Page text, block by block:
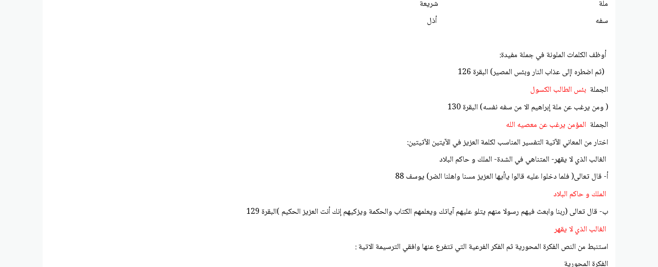
ملة شريعة
سفه أذل
أوظف الكلمات الملونة في جملة مفيدة:
(ثم اضطره اإلى عذاب النار وبئس المصير) البقرة 126
الجملة بئس الطالب الكسول
( ومن يرغب عن ملة إبراهيم الا من سفه نفسه) البقرة 130
الجملة المؤمن يرغب عن معصيه الله
اختار من المعاني الآتية التفسير المناسب لكلمة العزيز في الآيتين الآتيتين:
الغالب الذي لا يقهر- المتناهي في الشدة- الملك و حاكم البلاد
أ- قال تعالى( فلما دخلوا عليه قالوا ياأيها العزيز مسنا واهلنا الضر) يوسف 88
الملك و حاكم البلاد
ب- قال تعالى (ربنا وابعث فيهم رسولا منهم يتلو عليهم آياتك ويعلمهم الكتاب والحكمة ويزكيهم إنك أنت العزيز الحكيم )البقرة 129
الغالب الذي لا يقهر
استنبط من النص الفكرة المحورية ثم الفكر الفرعية التي تتفرع عنها وافقي الترسيمة الاتية :